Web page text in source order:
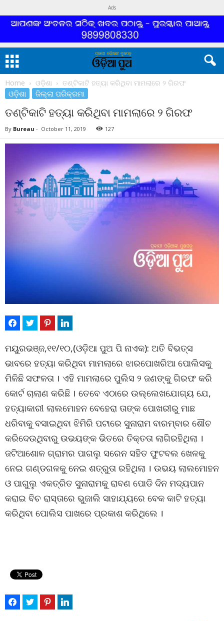
Ads
Home ଓଡ଼ିଶା ତଣ୍ଟିକାଟି ହତ୍ୟା କରିଥିବା ମାମଲାରେ ୨ ଗିରଫ
ଓଡ଼ିଶା ଜିଲ୍ଲା ପରିକ୍ରମା
ତଣ୍ଟିକାଟି ହତ୍ୟା କରିଥିବା ମାମଲାରେ ୨ ଗିରଫ
By Bureau - October 11, 2019 127
ମୟୁରଭଞ୍ଜ,୧୧/୧୦,(ଓଡ଼ିଆ ପୁଅ ପି ନାଏକ): ଅତି ବିଭତ୍ସ
ଭାବରେ ହତ୍ୟା କରିଥିବା ମାମଲାରେ ଝାରପୋଖରିଆ ପୋଲିସକୁ
ମିଳିଛି ସଫଳତା । ଏହି ମାମଲାରେ ପୁଲିସ ୨ ଜଣଙ୍କୁ ଗିରଫ କରି
କୋର୍ଟ ଚାଲାଣ କରିଛି । ତେବେ ଏଠାରେ ଉଲ୍ଲେଖଯୋଗ୍ୟ ଯେ,
ହତ୍ୟାକାରୀ ଲାଲମୋହନ ବେହେରା ତାଙ୍କ ପୋଖରୀରୁ ମାଛ
ଧରିବାକୁ ବସାଇଥିବା ଝିମିରି ପଟାରେ ସୁନାରାମ ବାରମ୍ବାର ଶୌଚ
କରିଦେଉଥିବାରୁ ଉଭୟଙ୍କ ଭିତରେ ତିକ୍ତତା ଲାଗିରହିଥିଲା ।
ଜଟିଆଶୋଳ ଗ୍ରାମର ପାଗଲୁ ସରେନ ସହିତ ଫୁଟବଲ ଖେଳକୁ
ନେଇ ଗଣ୍ଡଗଳକୁ ନେଇ ଶତ୍ରୁତା ରହିଥିଲା । ଉଭୟ ଲାଲମୋହନ
ଓ ପାଗୁଲୁ ଏକତ୍ରିତ ସୁନାରାମକୁ ରାବଣ ପୋଡି ଦିନ ମଦ୍ୟପାନ
କରାଇ ବିଚ ରାସ୍ତାରେ ଭୁଜାଲି ସାହାଯ୍ୟରେ ବେକ କାଟି ହତ୍ୟା
କରିଥିବା ପୋଲିସ ପାଖରେ ପ୍ରକାଶ କରିଥିଲେ ।